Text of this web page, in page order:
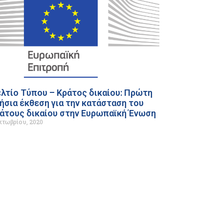
Τύπου – Κράτος δικαίου: Πρώτη
έκθεση για την κατάσταση του
δικαίου στην Ευρωπαϊκή Ένωση
2020